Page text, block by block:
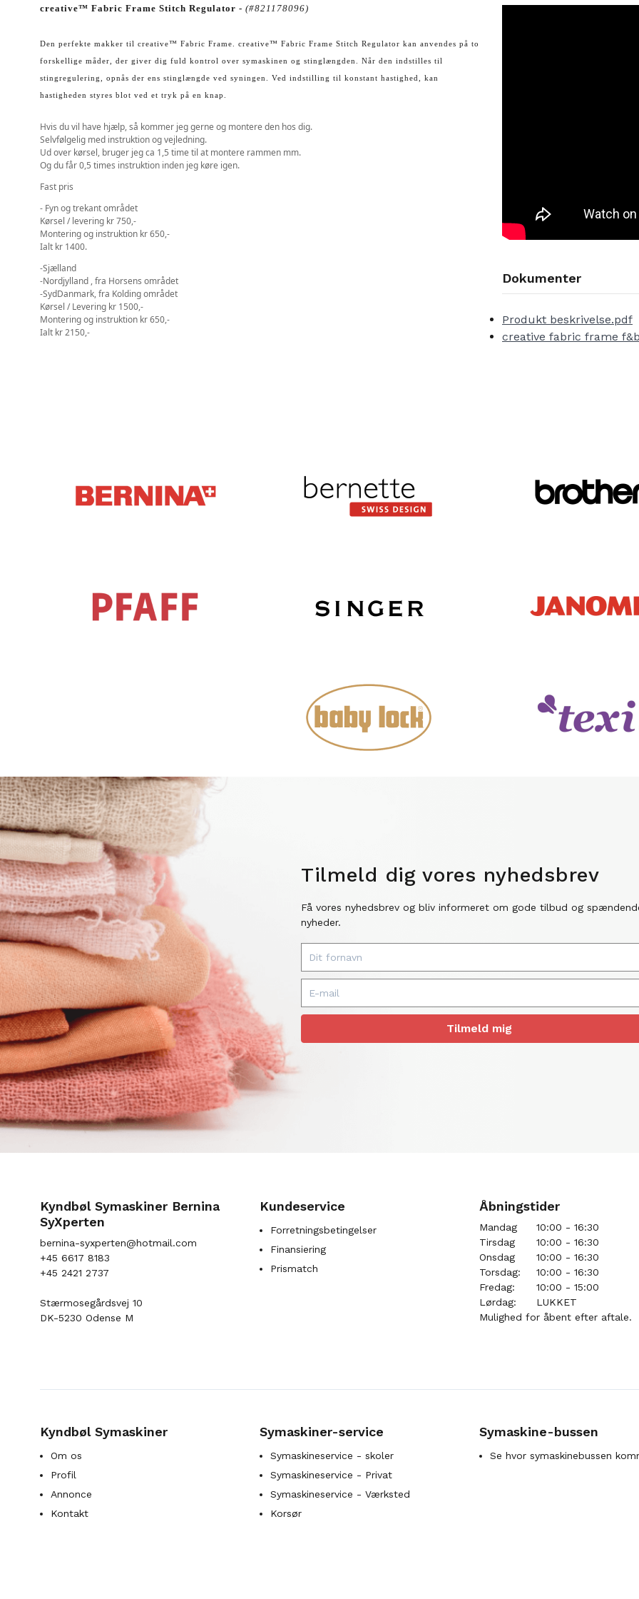
creative™ Fabric Frame Stitch Regulator - (#821178096)
Den perfekte makker til creative™ Fabric Frame. creative™ Fabric Frame Stitch Regulator kan anvendes på to
forskellige måder, der giver dig fuld kontrol over symaskinen og stinglængden. Når den indstilles til
stingregulering, opnås der ens stinglængde ved syningen. Ved indstilling til konstant hastighed, kan
hastigheden styres blot ved et tryk på en knap.
Hvis du vil have hjælp, så kommer jeg gerne og montere den hos dig.
Selvfølgelig med instruktion og vejledning.
Ud over kørsel, bruger jeg ca 1,5 time til at montere rammen mm.
Og du får 0,5 times instruktion inden jeg køre igen.
Fast pris
- Fyn og trekant området
Kørsel / levering kr 750,-
Montering og instruktion kr 650,-
Ialt kr 1400.
-Sjælland
-Nordjylland , fra Horsens området
-SydDanmark, fra Kolding området
Kørsel / Levering kr 1500,-
Montering og instruktion kr 650,-
Ialt kr 2150,-
Dokumenter
Produkt beskrivelse.pdf
creative fabric frame
Tilmeld dig vores nyhedsbrev
Få vores nyhedsbrev og bliv informeret om gode tilbud og
nyheder.
Tilmeld mig
Kyndbøl Symaskiner Bernina
SyXperten
bernina-syxperten@hotmail.com
+45 6617 8183
+45 2421 2737
Stærmosegårdsvej 10
DK-5230 Odense M
Kundeservice
Forretningsbetingelser
Finansiering
Prismatch
Åbningstider
Mandag
10:00 - 16:30
Tirsdag
10:00 - 16:30
Onsdag
10:00 - 16:30
Torsdag:
10:00 - 16:30
Fredag:
10:00 - 15:00
Lørdag:
LUKKET
Mulighed for åbent efter aftale.
Kyndbøl Symaskiner
Om os
Profil
Annonce
Kontakt
Symaskiner-service
Symaskineservice - skoler
Symaskineservice - Privat
Symaskineservice - Værksted
Korsør
Symaskine-bussen
Se hvor symaskinebussen